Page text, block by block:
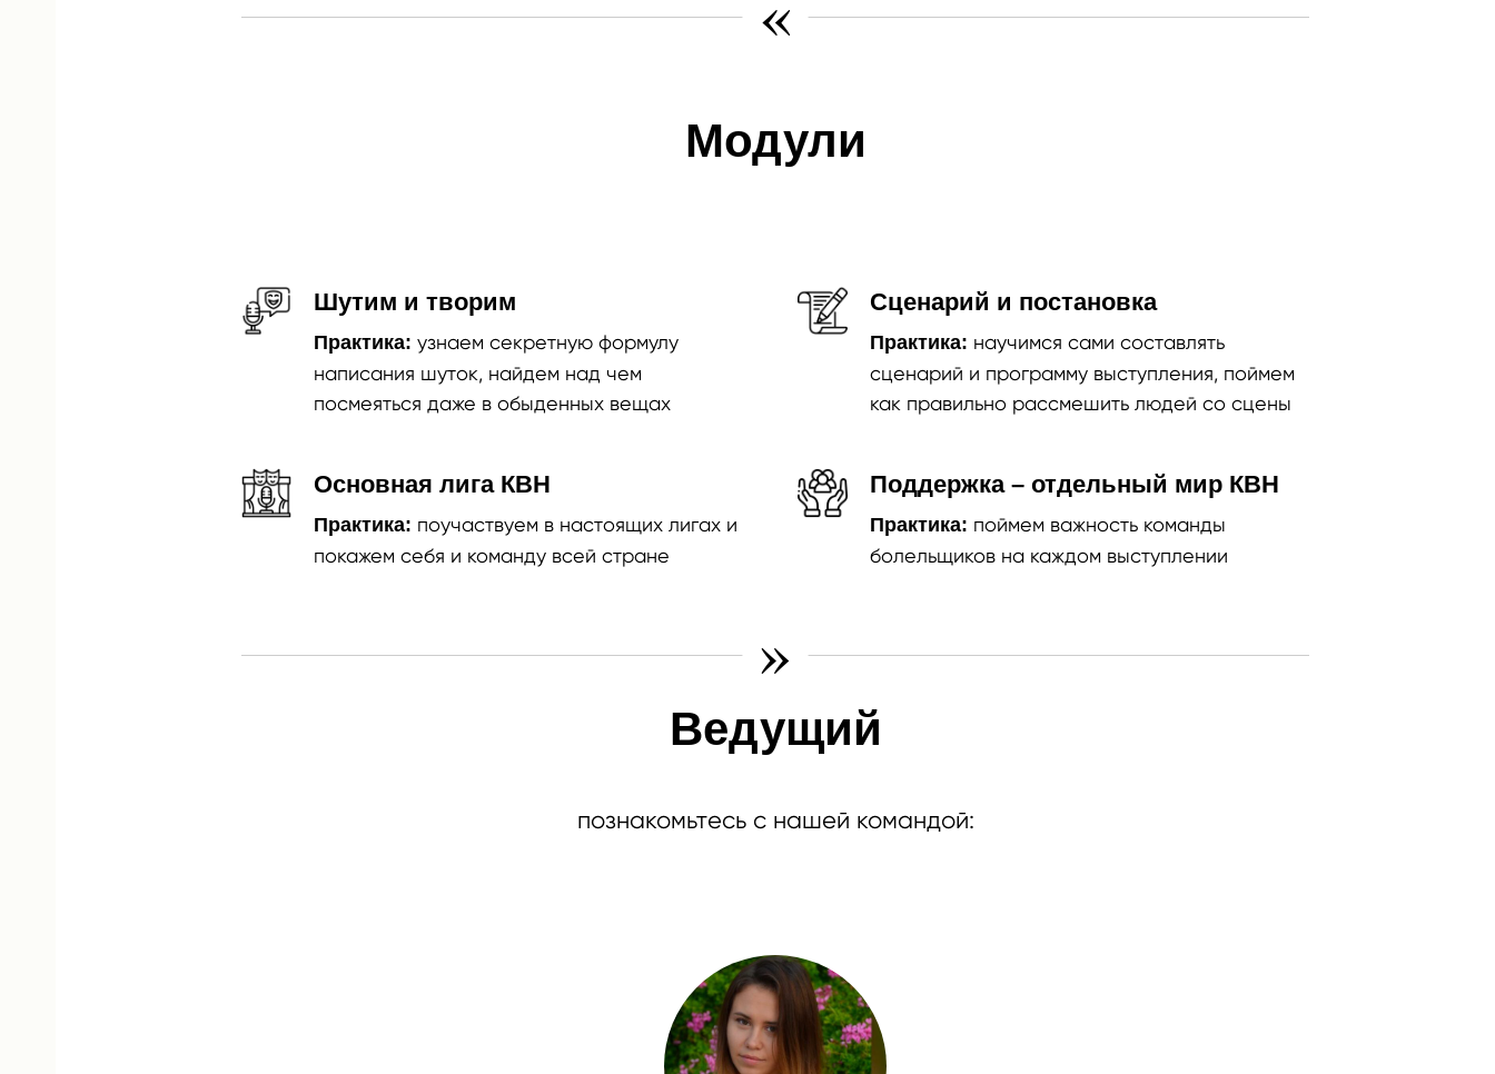
Модули
Шутим и творим
Практика: узнаем секретную формулу
написания шуток, найдем над чем
посмеяться даже в обыденных вещах
Сценарий и постановка
Практика: научимся сами составлять
сценарий и программу выступления, поймем
как правильно рассмешить людей со сцены
Основная лига КВН
Практика: поучаствуем в настоящих лигах и
покажем себя и команду всей стране
Поддержка – отдельный мир КВН
Практика: поймем важность команды
болельщиков на каждом выступлении
»
Ведущий
познакомьтесь с нашей командой: